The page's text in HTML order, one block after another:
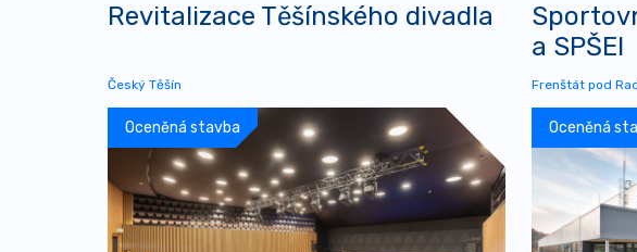
Revitalizace Těšínského divadla
Český Těšín
Oceněná stavba
a SPŠEI
Frenštát pod
Oceněná